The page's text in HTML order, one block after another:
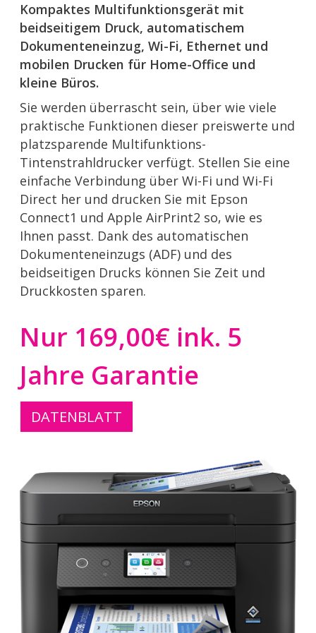
Kompaktes Multifunktionsgerät mit
beidseitigem Druck, automatischem
Dokumenteneinzug, Wi-Fi, Ethernet und
mobilen Drucken für Home-Office und
kleine Büros.
Sie werden überrascht sein, über wie viele
praktische Funktionen dieser preiswerte und
platzsparende Multifunktions-
Tintenstrahldrucker verfügt. Stellen Sie eine
einfache Verbindung über Wi-Fi und Wi-Fi
Direct her und drucken Sie mit Epson
Connect1 und Apple AirPrint2 so, wie es
Ihnen passt. Dank des automatischen
Dokumenteneinzugs (ADF) und des
beidseitigen Drucks können Sie Zeit und
Druckkosten sparen.
Nur 169,00€ ink. 5
Jahre Garantie
DATENBLATT